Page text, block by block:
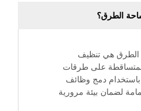
هي تنظيف
على طرقات
دمج وظائف
بيئة مرورية